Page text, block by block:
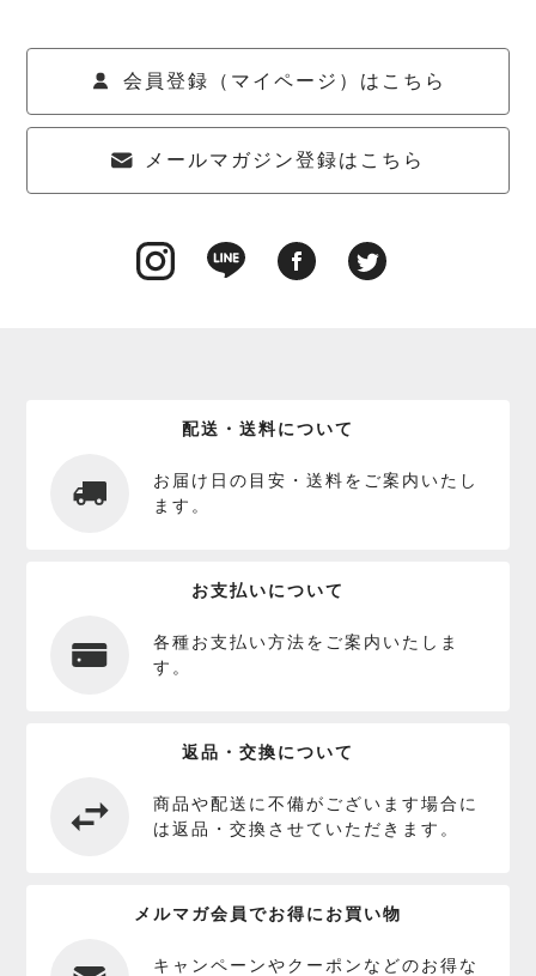
会員登録（マイページ）はこちら
メールマガジン登録はこちら
配送・送料について
お届け日の目安・送料をご案内いたし
ます。
お支払いについて
各種お支払い方法をご案内いたしま
す。
返品・交換について
商品や配送に不備がございます場合に
は返品・交換させていただきます。
メルマガ会員でお得にお買い物
キャンペーンやクーポンなどのお得な